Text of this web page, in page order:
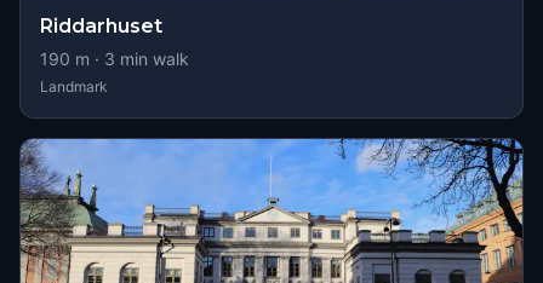
Riddarhuset
190 m · 3 min walk
Landmark